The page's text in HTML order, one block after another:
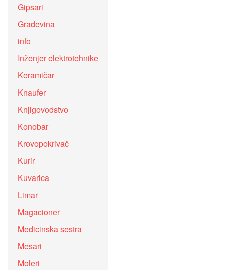
Gipsari
Građevina
info
Inženjer elektrotehnike
Keramičar
Knaufer
Knjigovodstvo
Konobar
Krovopokrivač
Kurir
Kuvarica
Limar
Magacioner
Medicinska sestra
Mesari
Moleri